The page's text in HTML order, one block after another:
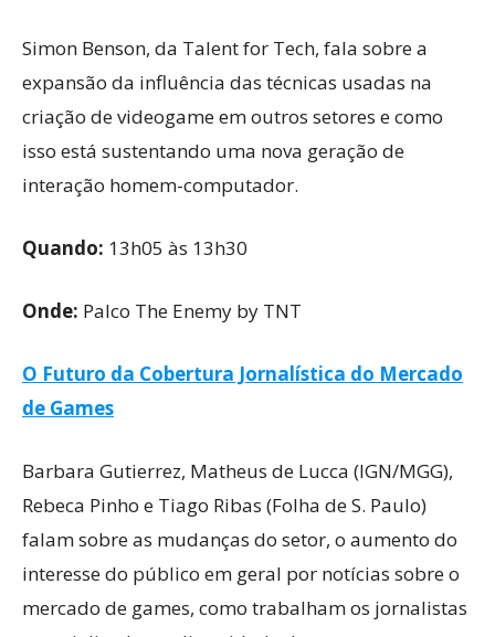
Simon Benson, da Talent for Tech, fala sobre a
expansão da influência das técnicas usadas na
criação de videogame em outros setores e como
isso está sustentando uma nova geração de
interação homem-computador.
Quando: 13h05 às 13h30
Onde: Palco The Enemy by TNT
O Futuro da Cobertura Jornalística do Mercado
de Games
Barbara Gutierrez, Matheus de Lucca (IGN/MGG),
Rebeca Pinho e Tiago Ribas (Folha de S. Paulo)
falam sobre as mudanças do setor, o aumento do
interesse do público em geral por notícias sobre o
mercado de games, como trabalham os jornalistas